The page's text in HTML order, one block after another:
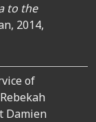
to the
2014,
of
Damien